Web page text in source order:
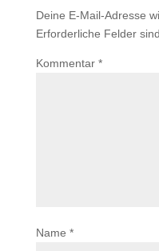
Deine E-Mail-Adresse
Erforderliche Felder
Kommentar *
Name *